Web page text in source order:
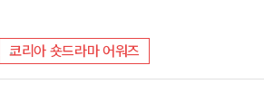
코리아 숏드라마 어워즈